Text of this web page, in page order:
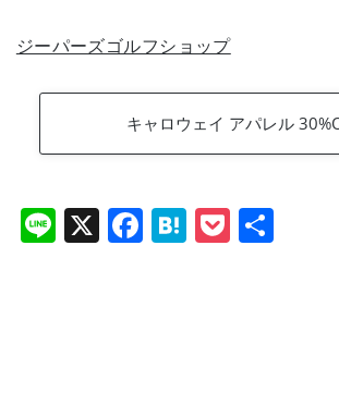
ジーパーズゴルフショップ
キャロウェイ アパレル
Li X F H P 共